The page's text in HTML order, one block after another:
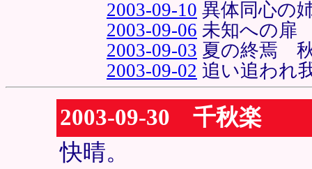
2003-09-10 異体同心の
2003-09-06 未知への扉
2003-09-03 夏の終焉
2003-09-02 追い追われ
2003-09-30 千秋楽
快晴。